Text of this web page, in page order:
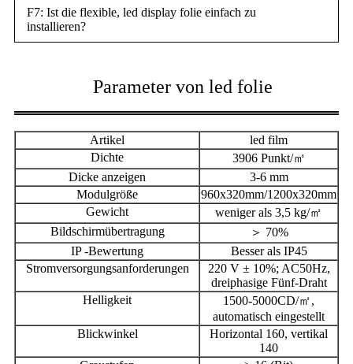
F7: Ist die flexible, led display folie einfach zu
installieren?
Parameter von led folie
Artikel
led film
Dichte
3906 Punkt/㎡
Dicke anzeigen
3-6 mm
Modulgröße
960x320mm/1200x320mm
Gewicht
weniger als 3,5 kg/㎡
Bildschirmübertragung
＞ 70%
IP -Bewertung
Besser als IP45
Stromversorgungsanforderungen
220 V ± 10%; AC50Hz,
dreiphasige Fünf-Draht
Helligkeit
1500-5000CD/㎡,
automatisch eingestellt
Blickwinkel
Horizontal 160, vertikal
140